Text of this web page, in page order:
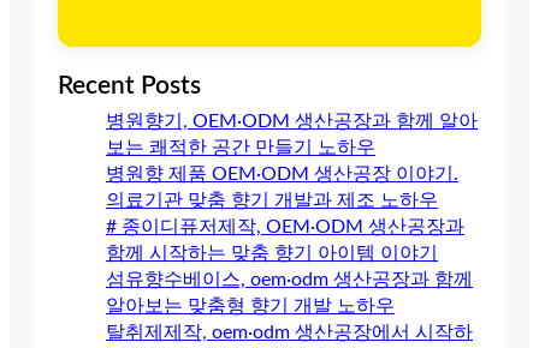
Recent Posts
병원향기, OEM·ODM 생산공장과 함께 알아
보는 쾌적한 공간 만들기 노하우
병원향 제품 OEM·ODM 생산공장 이야기.
의료기관 맞춤 향기 개발과 제조 노하우
# 종이디퓨저제작, OEM·ODM 생산공장과
함께 시작하는 맞춤 향기 아이템 이야기
섬유향수베이스, oem·odm 생산공장과 함께
알아보는 맞춤형 향기 개발 노하우
탈취제제작, oem·odm 생산공장에서 시작하